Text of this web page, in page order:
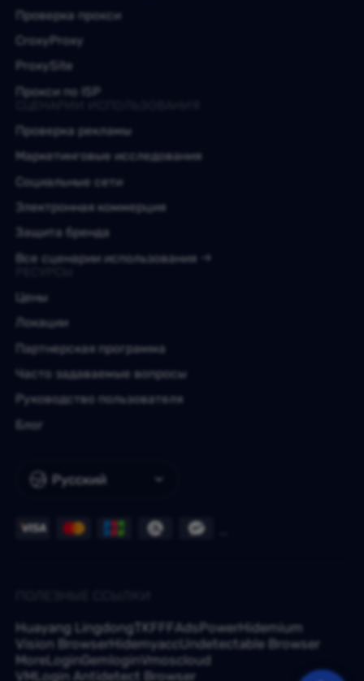
Русский
Проверка прокси
CroxyProxy
ProxySite
Прокси по ISP
Проверка рекламы
Маркетинговые исследования
Социальные сети
Электронная коммерция
Защита бренда
Все сценарии использования
Цены
Локации
Партнерская программа
Часто задаваемые вопросы
Руководство пользователя
Блог
Huayang Lingdong TKFFF AdsPowerHidemium
Vision BrowserHidemyaccUndetectable Browser
MoreLoginGemloginVmoscloud
VMLogin Antidetect Browser